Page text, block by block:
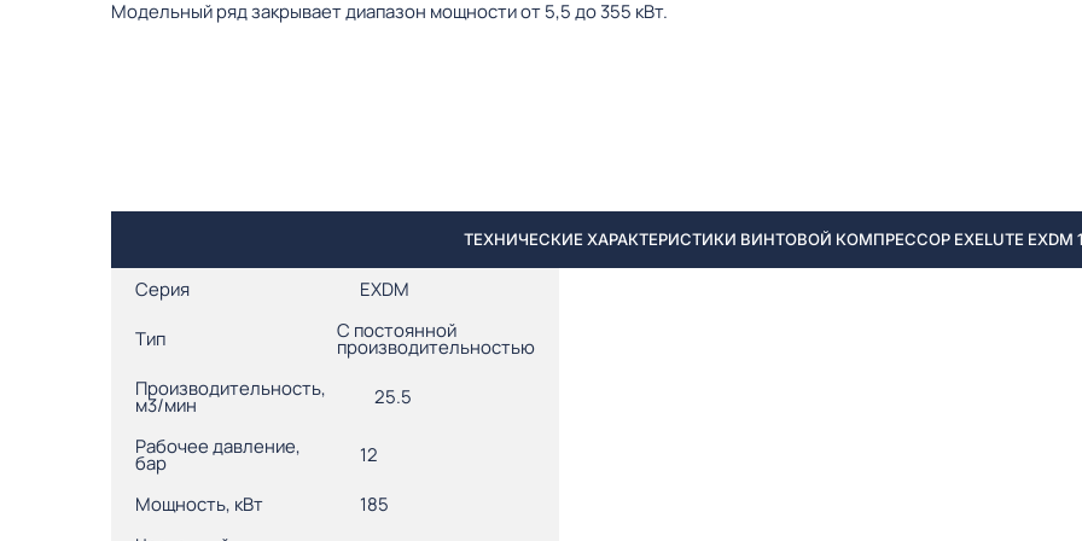
Модельный ряд закрывает диапазон мощности от 5,5 до 355 кВт.
ТЕХНИЧЕСКИЕ ХАРАКТЕРИСТИКИ ВИНТОВОЙ КОМПРЕССОР EXELUTE EXDM
Серия EXDM
Тип С постоянной
производительностью
Производительность,
м3/мин 25.5
Рабочее давление,
бар 12
Мощность, кВт
185